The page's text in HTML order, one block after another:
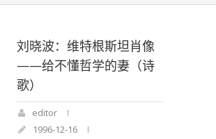
刘晓波：维特根斯坦肖像
——给不懂哲学的妻（诗
歌）
editor
1996-12-16